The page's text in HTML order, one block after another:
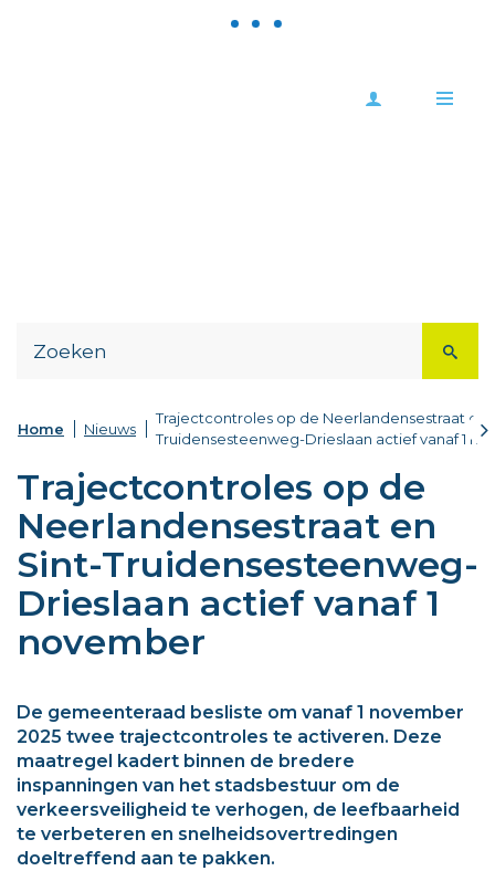
Meld
Home Nieuws
Trajectcontroles op de Neerlandensestraat en
Truidensesteenweg-Drieslaan actief vanaf 1
Trajectcontroles op de
Neerlandensestraat en
Sint-Truidensesteenweg-
Drieslaan actief vanaf 1
november
De gemeenteraad besliste om vanaf 1 november
2025 twee trajectcontroles te activeren. Deze
maatregel kadert binnen de bredere
inspanningen van het stadsbestuur om de
verkeersveiligheid te verhogen, de leefbaarheid
te verbeteren en snelheidsovertredingen
doeltreffend aan te pakken.